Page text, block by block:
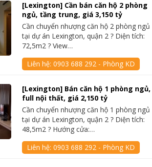
[Lexington] Cần bán căn hộ 2 phòng
ngủ, tầng trung, giá 3,150 tỷ
Cần chuyển nhượng căn hộ 2 phòng ngủ
tại dự án Lexington, quận 2 ? Diện tích:
72,5m2 ? View…
Liên hệ:0903 688 292 - Phòng KD
[Lexington] Bán căn hộ 1 phòng ngủ,
full nội thất, giá 2,150 tỷ
Cần chuyển nhượng căn hộ 1 phòng ngủ
tại dự án Lexington, quận 2 ? Diện tích:
48,5m2 ? Hướng cửa:…
Liên hệ:0903 688 292 - Phòng KD